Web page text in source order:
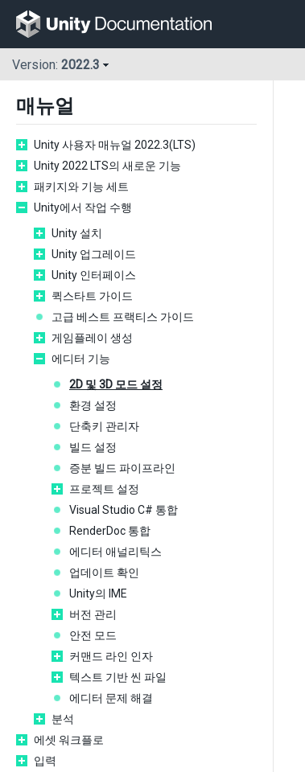
Version: 2022.3
매뉴얼
Unity 사용자 매뉴얼 2022.3(LTS)
Unity 2022 LTS의 새로운 기능
패키지와 기능 세트
Unity에서 작업 수행
Unity 설치
Unity 업그레이드
Unity 인터페이스
퀵스타트 가이드
고급 베스트 프랙티스 가이드
게임플레이 생성
에디터 기능
2D 및 3D 모드 설정
환경 설정
단축키 관리자
빌드 설정
증분 빌드 파이프라인
프로젝트 설정
Visual Studio C# 통합
RenderDoc 통합
에디터 애널리틱스
업데이트 확인
Unity의 IME
버전 관리
안전 모드
커맨드 라인 인자
텍스트 기반 씬 파일
에디터 문제 해결
분석
에셋 워크플로
입력